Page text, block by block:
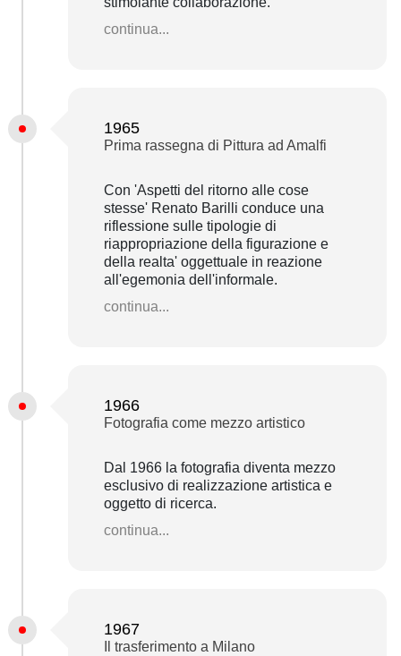
continua...
1965
Prima rassegna di Pittura ad Amalfi
Con 'Aspetti del ritorno alle cose
stesse' Renato Barilli conduce una
riflessione sulle tipologie di
riappropriazione della figurazione e
della realta' oggettuale in reazione
all'egemonia dell'informale.
continua...
1966
Fotografia come mezzo artistico
Dal 1966 la fotografia diventa mezzo
esclusivo di realizzazione artistica e
oggetto di ricerca.
continua...
1967
Il trasferimento a Milano